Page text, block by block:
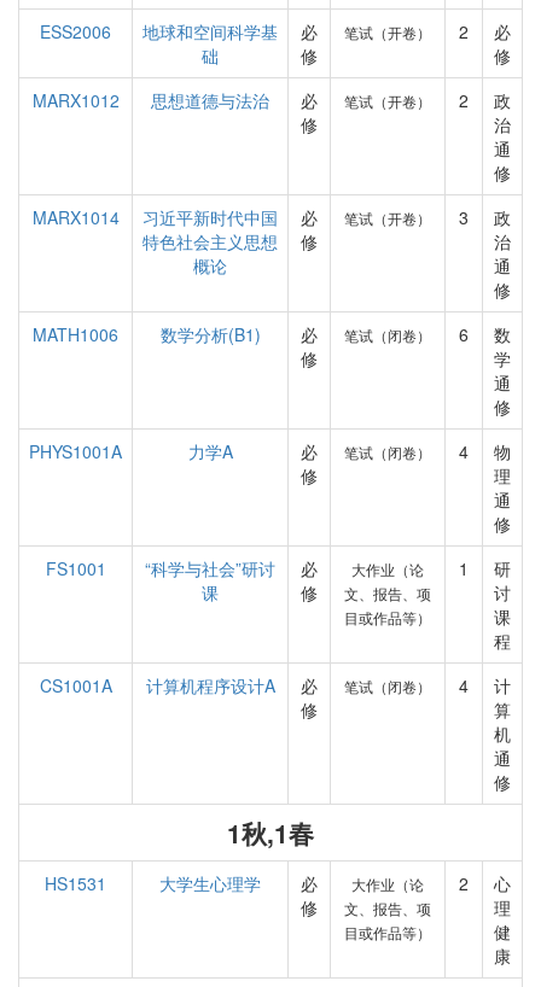
ESS2006
地球和空间科学基
础
必
修
笔试（开卷） 2
必
修
MARX1012
思想道德与法治
必
修
笔试（开卷） 2
政
治
通
修
MARX1014
习近平新时代中国
特色社会主义思想
概论
必
修
笔试（开卷） 3
政
治
通
修
MATH1006
数学分析(B1)
必
修
笔试（闭卷） 6
数
学
通
修
PHYS1001A
力学A
必
修
笔试（闭卷） 4
物
理
通
修
FS1001
“科学与社会”研讨
课
必
修
大作业（论
文、报告、项
目或作品等）
1
研
讨
课
程
CS1001A
计算机程序设计A
必
修
笔试（闭卷） 4
计
算
机
通
修
1秋,1春
HS1531 大学生心理学
必
修
大作业（论
文、报告、项
目或作品等）
2
心
理
健
康